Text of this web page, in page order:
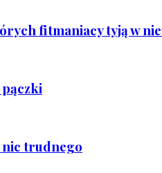
fitmaniacy tyją w
nic trudnego